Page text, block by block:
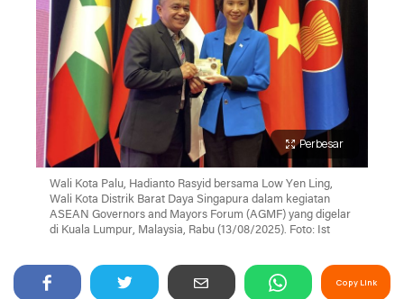
Perbesar
Wali Kota Palu, Hadianto Rasyid bersama Low Yen Ling,
Wali Kota Distrik Barat Daya Singapura dalam kegiatan
ASEAN Governors and Mayors Forum (AGMF) yang digelar
di Kuala Lumpur, Malaysia, Rabu (13/08/2025). Foto: Ist
Copy Link